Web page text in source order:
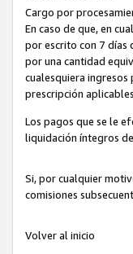
Cargo por
En caso de que, en
por escrito con 7 días
por una cantidad
cualesquiera
prescripción
Los pagos que se le
liquidación íntegros
Si, por cualquier
comisiones
Volver al inicio